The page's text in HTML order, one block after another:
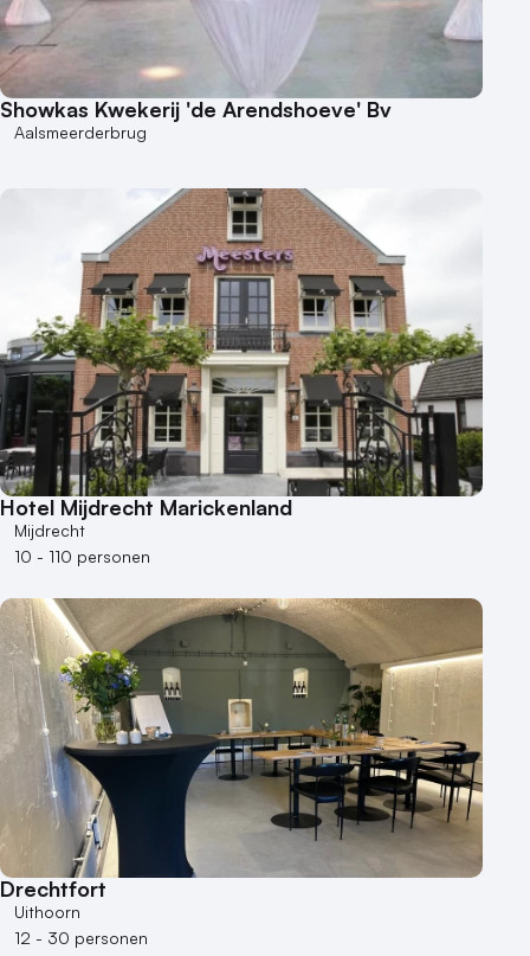
Varende locatie
Showkas Kwekerij 'de Arendshoeve' Bv
Aalsmeerderbrug
Hotel Mijdrecht Marickenland
Mijdrecht
10 - 110 personen
Drechtfort
Uithoorn
12 - 30 personen